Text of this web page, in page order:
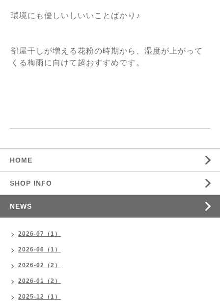
環境にも優しいしいいことばかり♪
部屋干しが増える花粉の時期から、湿度が上がって
くる梅雨に向けて超おすすめです。
HOME
SHOP INFO
NEWS
2026-07（1）
2026-06（1）
2026-02（2）
2026-01（2）
2025-12（1）